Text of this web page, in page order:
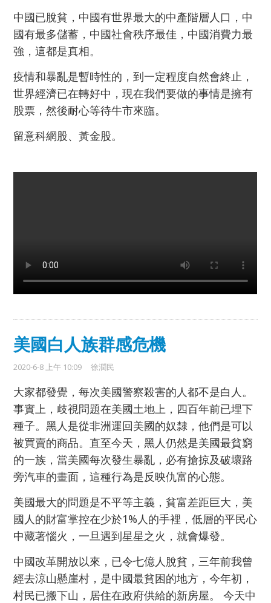
中國已脫貧，中國有世界最大的中產階層人口，中
國有最多儲蓄，中國社會秩序最佳，中國消費力最
強，這都是真相。
疫情和暴亂是暫時性的，到一定程度自然會終止，
世界經濟已在轉好中，現在我們要做的事情是擁有
股票，然後耐心等待牛市來臨。
留意科網股、黃金股。
美國白人族群感危機
2020-6-8 上午 10:09 徐潤民
大家都發覺，每次美國警察殺害的人都不是白人。
事實上，歧視問題在美國土地上，四百年前已埋下
種子。黑人是從非洲運回美國的奴隸，他們是可以
被買賣的商品。直至今天，黑人仍然是美國最貧窮
的一族，當美國每次發生暴亂，必有搶掠及破壞路
旁汽車的畫面，這種行為是反映仇富的心態。
美國最大的問題是不平等主義，貧富差距巨大，美
國人的財富掌控在少於1%人的手裡，低層的平民心
中藏著惱火，一旦遇到星星之火，就會爆發。
中國改革開放以來，已令七億人脫貧，三年前我曾
經去涼山懸崖村，是中國最貧困的地方，今年初，
村民已搬下山，居住在政府供給的新房屋。 今天中